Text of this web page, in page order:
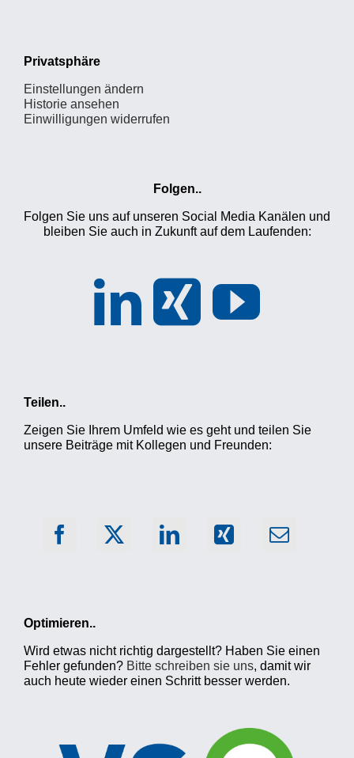
Privatsphäre
Einstellungen ändern
Historie ansehen
Einwilligungen widerrufen
Folgen..
Folgen Sie uns auf unseren Social Media Kanälen und
bleiben Sie auch in Zukunft auf dem Laufenden:
Teilen..
Zeigen Sie Ihrem Umfeld wie es geht und teilen Sie
unsere Beiträge mit Kollegen und Freunden:
Optimieren..
Wird etwas nicht richtig dargestellt? Haben Sie einen
Fehler gefunden? Bitte schreiben sie uns, damit wir
auch heute wieder einen Schritt besser werden.